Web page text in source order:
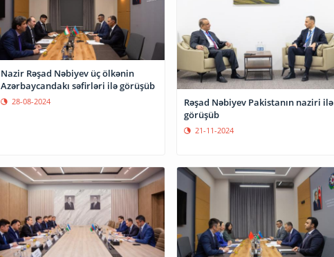
Nazir Rəşad Nəbiyev üç ölkənin
Azərbaycandakı səfirləri ilə görüşüb
28-08-2024
Rəşad Nəbiyev Pakistanın naziri ilə
görüşüb
21-11-2024